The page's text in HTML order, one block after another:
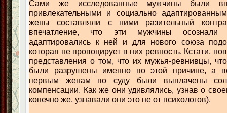
Сами же исследованные мужчины были
привлекательными и социально
жены составляли с ними разительный
впечатление, что эти мужчины осознали
адаптировались к ней и для нового союза
которая не провоцирует в них ревность. Кстати,
представления о том, что их мужья-ревнивцы,
были разрушены именно по этой причине, а
первым женам по суду были выплачены
компенсации. Как же они удивлялись, узнав о
конечно же, узнавали они это не от психологов).